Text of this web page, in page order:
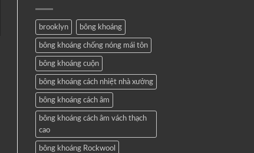
brooklyn bông khoáng
bông khoáng chống nóng mái tôn
bông khoáng cuộn
bông khoáng cách nhiệt nhà xưởng
bông khoáng cách âm
bông khoáng cách âm vách thạch
cao
bông khoáng Rockwool